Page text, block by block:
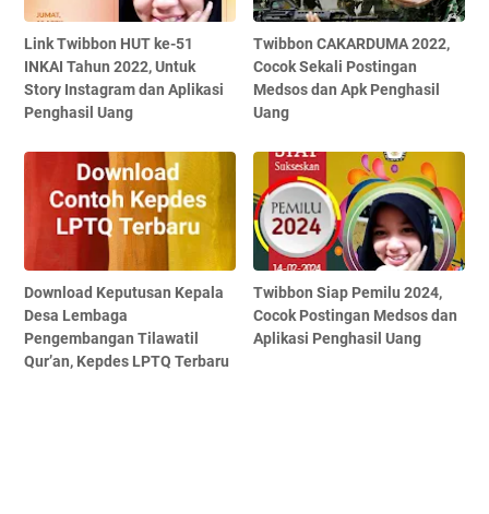
Link Twibbon HUT ke-51
INKAI Tahun 2022, Untuk
Story Instagram dan Aplikasi
Penghasil Uang
Twibbon CAKARDUMA 2022,
Cocok Sekali Postingan
Medsos dan Apk Penghasil
Uang
Download Keputusan Kepala
Desa Lembaga
Pengembangan Tilawatil
Qur’an, Kepdes LPTQ Terbaru
Twibbon Siap Pemilu 2024,
Cocok Postingan Medsos dan
Aplikasi Penghasil Uang